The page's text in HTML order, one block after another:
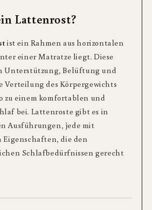
Lattenrost?
ist ein Rahmen aus horizontalen
einer Matratze liegt. Diese
Unterstützung, Belüftung und
Verteilung des Körpergewichts
zu einem komfortablen und
bei. Lattenroste gibt es in
Ausführungen, jede mit
die den
Schlafbedürfnissen gerecht